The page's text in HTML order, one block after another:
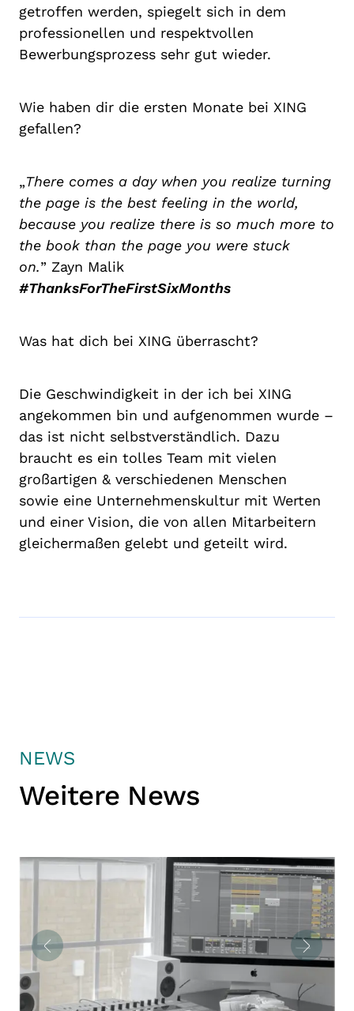
getroffen werden, spiegelt sich in dem
professionellen und respektvollen
Bewerbungsprozess sehr gut wieder.
Wie haben dir die ersten Monate bei XING
gefallen?
„There comes a day when you realize turning
the page is the best feeling in the world,
because you realize there is so much more to
the book than the page you were stuck
on.” Zayn Malik
#ThanksForTheFirstSixMonths
Was hat dich bei XING überrascht?
Die Geschwindigkeit in der ich bei XING
angekommen bin und aufgenommen wurde –
das ist nicht selbstverständlich. Dazu
braucht es ein tolles Team mit vielen
großartigen & verschiedenen Menschen
sowie eine Unternehmenskultur mit Werten
und einer Vision, die von allen Mitarbeitern
gleichermaßen gelebt und geteilt wird.
NEWS
Weitere News